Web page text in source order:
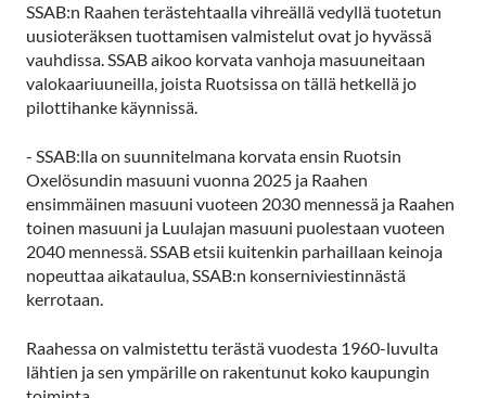
SSAB:n Raahen terästehtaalla vihreällä vedyllä tuotetun
uusioteräksen tuottamisen valmistelut ovat jo hyvässä
vauhdissa. SSAB aikoo korvata vanhoja masuuneitaan
valokaariuuneilla, joista Ruotsissa on tällä hetkellä jo
pilottihanke käynnissä.
- SSAB:lla on suunnitelmana korvata ensin Ruotsin
Oxelösundin masuuni vuonna 2025 ja Raahen
ensimmäinen masuuni vuoteen 2030 mennessä ja Raahen
toinen masuuni ja Luulajan masuuni puolestaan vuoteen
2040 mennessä. SSAB etsii kuitenkin parhaillaan keinoja
nopeuttaa aikataulua, SSAB:n konserniviestinnästä
kerrotaan.
Raahessa on valmistettu terästä vuodesta 1960-luvulta
lähtien ja sen ympärille on rakentunut koko kaupungin